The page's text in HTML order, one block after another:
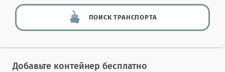
ПОИСКТРАНСПОРТА
Добавьте контейнер бесплатно